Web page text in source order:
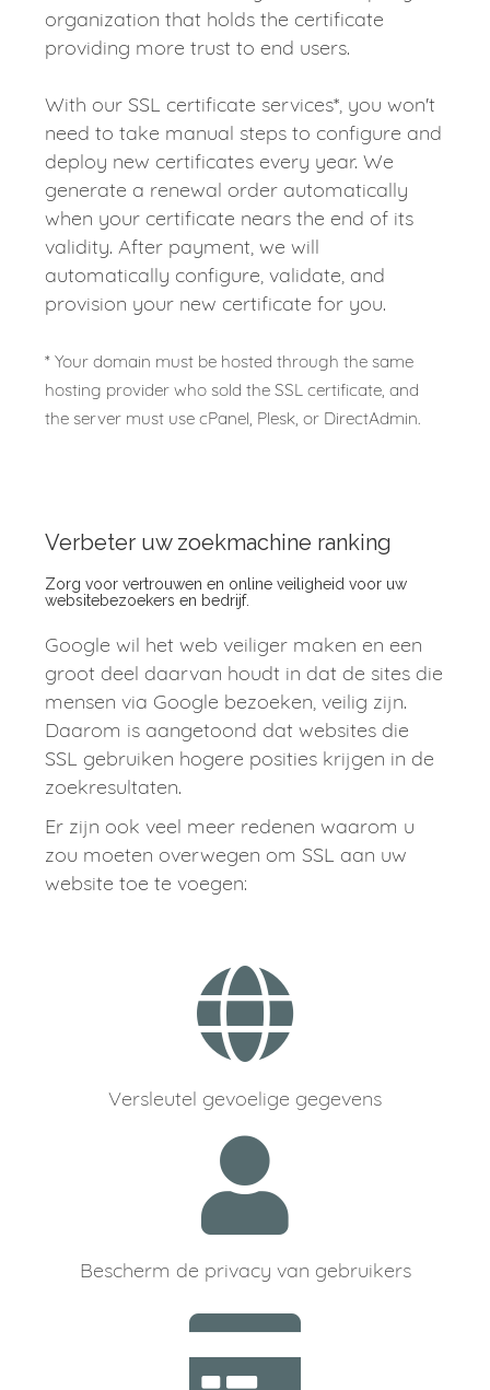
organization that holds the certificate
providing more trust to end users.
With our SSL certificate services*, you won't
need to take manual steps to configure and
deploy new certificates every year. We
generate a renewal order automatically
when your certificate nears the end of its
validity. After payment, we will
automatically configure, validate, and
provision your new certificate for you.
* Your domain must be hosted through the same
hosting provider who sold the SSL certificate, and
the server must use cPanel, Plesk, or DirectAdmin.
Verbeter uw zoekmachine ranking
Zorg voor vertrouwen en online veiligheid voor uw
websitebezoekers en bedrijf.
Google wil het web veiliger maken en een
groot deel daarvan houdt in dat de sites die
mensen via Google bezoeken, veilig zijn.
Daarom is aangetoond dat websites die
SSL gebruiken hogere posities krijgen in de
zoekresultaten.
Er zijn ook veel meer redenen waarom u
zou moeten overwegen om SSL aan uw
website toe te voegen:
Versleutel gevoelige gegevens
Bescherm de privacy van gebruikers